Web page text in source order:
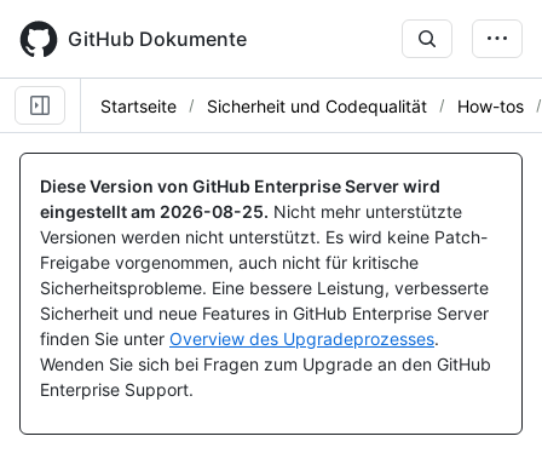
main
content
GitHub Dokumente
Startseite Sicherheit und Codequalität How-tos
Diese Version von GitHub Enterprise Server wird
eingestellt am 2026-08-25. Nicht mehr unterstützte
Versionen werden nicht unterstützt. Es wird keine Patch-
Freigabe vorgenommen, auch nicht für kritische
Sicherheitsprobleme. Eine bessere Leistung, verbesserte
Sicherheit und neue Features in GitHub Enterprise Server
finden Sie unter Overview des Upgradeprozesses.
Wenden Sie sich bei Fragen zum Upgrade an den GitHub
Enterprise Support.